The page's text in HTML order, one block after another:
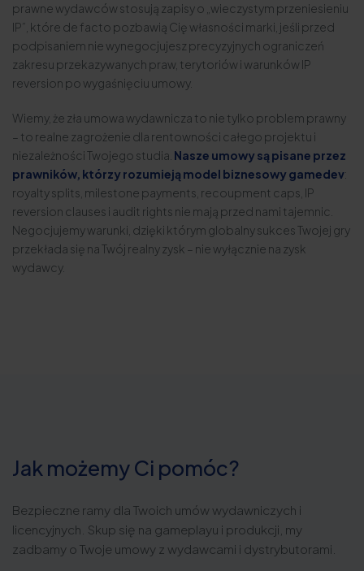
prawne wydawców stosują zapisy o „wieczystym przeniesieniu
IP”, które de facto pozbawią Cię własności marki, jeśli przed
podpisaniem nie wynegocjujesz precyzyjnych ograniczeń
zakresu przekazywanych praw, terytoriów i warunków IP
reversion po wygaśnięciu umowy.
Wiemy, że zła umowa wydawnicza to nie tylko problem prawny
– to realne zagrożenie dla rentowności całego projektu i
niezależności Twojego studia. Nasze umowy są pisane przez
prawników, którzy rozumieją model biznesowy gamedev:
royalty splits, milestone payments, recoupment caps, IP
reversion clauses i audit rights nie mają przed nami tajemnic.
Negocjujemy warunki, dzięki którym globalny sukces Twojej gry
przekłada się na Twój realny zysk – nie wyłącznie na zysk
wydawcy.
Jak możemy Ci pomóc?
Bezpieczne ramy dla Twoich umów wydawniczych i
licencyjnych. Skup się na gameplayu i produkcji, my
zadbamy o Twoje umowy z wydawcami i dystrybutorami.